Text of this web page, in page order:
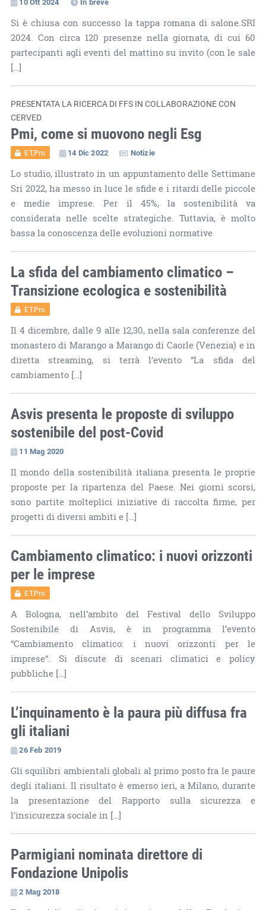
Si è chiusa con successo la tappa romana di salone.SRI
2024. Con circa 120 presenze nella giornata, di cui 60
partecipanti agli eventi del mattino su invito (con le sale
[…]
PRESENTATA LA RICERCA DI FFS IN COLLABORAZIONE CON
CERVED
Pmi, come si muovono negli Esg
ET.Pro 14 Dic 2022 Notizie
Lo studio, illustrato in un appuntamento delle Settimane
Sri 2022, ha messo in luce le sfide e i ritardi delle piccole
e medie imprese. Per il 45%, la sostenibilità va
considerata nelle scelte strategiche. Tuttavia, è molto
bassa la conoscenza delle evoluzioni normative
La sfida del cambiamento climatico –
Transizione ecologica e sostenibilità
ET.Pro
Il 4 dicembre, dalle 9 alle 12,30, nella sala conferenze del
monastero di Marango a Marango di Caorle (Venezia) e in
diretta streaming, si terrà l’evento “La sfida del
cambiamento […]
Asvis presenta le proposte di sviluppo
sostenibile del post-Covid
11 Mag 2020
Il mondo della sostenibilità italiana presenta le proprie
proposte per la ripartenza del Paese. Nei giorni scorsi,
sono partite molteplici iniziative di raccolta firme, per
progetti di diversi ambiti e […]
Cambiamento climatico: i nuovi orizzonti
per le imprese
ET.Pro
A Bologna, nell’ambito del Festival dello Sviluppo
Sostenibile di Asvis, è in programma l’evento
“Cambiamento climatico: i nuovi orizzonti per le
imprese“. Si discute di scenari climatici e policy
pubbliche […]
L’inquinamento è la paura più diffusa fra
gli italiani
26 Feb 2019
Gli squilibri ambientali globali al primo posto fra le paure
degli italiani. Il risultato è emerso ieri, a Milano, durante
la presentazione del Rapporto sulla sicurezza e
l’insicurezza sociale in […]
Parmigiani nominata direttore di
Fondazione Unipolis
2 Mag 2018